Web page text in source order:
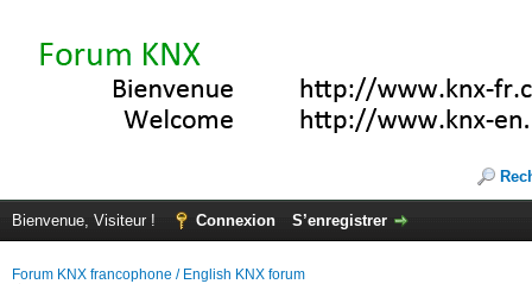
Bienvenue, Visiteur ! Connexion S’enregistrer
Forum KNX francophone / English KNX forum